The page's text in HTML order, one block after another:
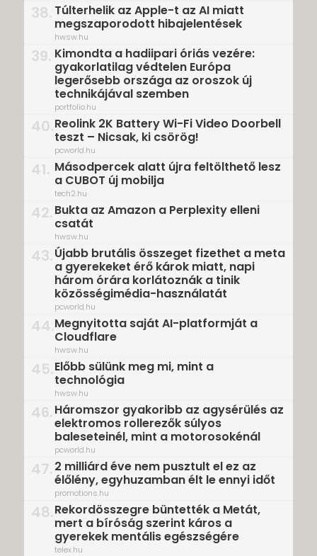
38. Túlterhelik az Apple-t az AI miatt
megszaporodott hibajelentések
hwsw.hu
39. Kimondta a hadiipari óriás vezére:
gyakorlatilag védtelen Európa
legerősebb országa az oroszok új
technikájával szemben
portfolio.hu
40.Reolink 2K Battery Wi-Fi Video Doorbell
teszt – Nicsak, ki csörög!
pcworld.hu
41. Másodpercek alatt újra feltölthető lesz
a CUBOT új mobilja
tech2.hu
42. Bukta az Amazon a Perplexity elleni
csatát
hwsw.hu
43. Újabb brutális összeget fizethet a meta
a gyerekeket érő károk miatt, napi
három órára korlátoznák a tinik
közösségimédia-használatát
pcworld.hu
44.Megnyitotta saját AI-platformját a
Cloudflare
hwsw.hu
45.Előbb sülünk meg mi, mint a
technológia
hwsw.hu
46. Háromszor gyakoribb az agysérülés az
elektromos rollerezők súlyos
baleseteinél, mint a motorosokénál
pcworld.hu
47. 2 milliárd éve nem pusztult el ez az
élőlény, egyhuzamban élt le ennyi időt
promotions.hu
48.Rekordösszegre büntették a Metát,
mert a bíróság szerint káros a
gyerekek mentális egészségére
telex.hu